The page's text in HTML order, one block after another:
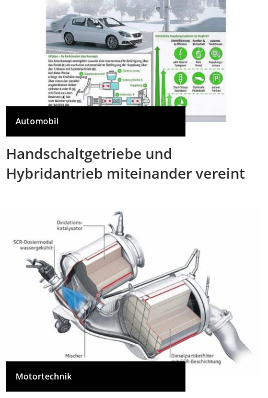
Automobil
Handschaltgetriebe und
Hybridantrieb miteinander vereint
Motortechnik